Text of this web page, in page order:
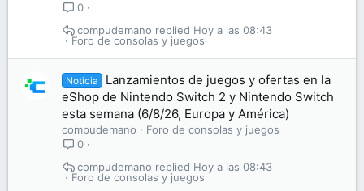
0
Foro de consolas y juegos
Hoy a las 08:43
compudemano
Noticia
Lanzamientos de juegos y ofertas en la
eShop de Nintendo Switch 2 y Nintendo Switch
esta semana (6/8/26, Europa y América)
compudemano
Foro de consolas y juegos
0
Foro de consolas y juegos
Hoy a las 08:43
compudemano